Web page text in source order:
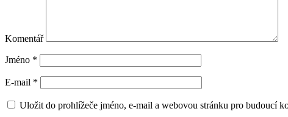
Komentář
Jméno *
E-mail *
Uložit do prohlížeče jméno, e-mail a webovou stránku pro budoucí